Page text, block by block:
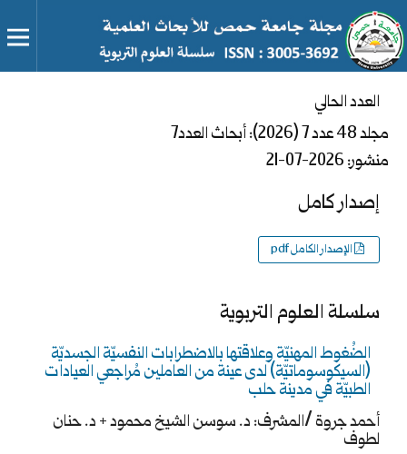
العدد الحالي
مجلد 48 عدد 7 (2026): أبحاث العدد7
منشور: 2026-07-21
إصدار كامل
الإصدار الكامل pdf
سلسلة العلوم التربوية
الضُغوط المهنيّة وعلاقتها بالاضطرابات النفسيّة الجسديّة
(السيكوسوماتيّة) لدى عينة من العاملين مُراجعي العيادات
الطبيّة في مدينة حلب
أحمد جروة /المشرف: د. سوسن الشيخ محمود + د. حنان
لطوف